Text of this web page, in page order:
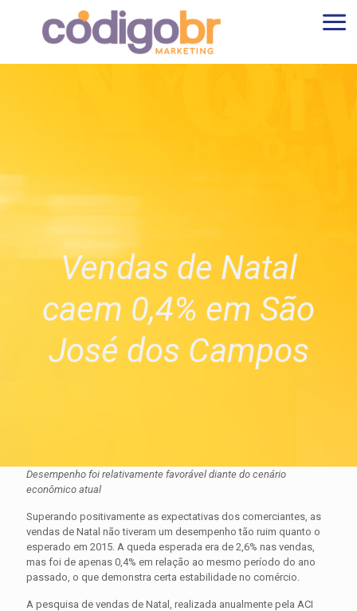
Vendas de Natal
caem 0,4% em São
José dos Campos
Desempenho foi relativamente favorável diante do cenário
econômico atual
Superando positivamente as expectativas dos comerciantes, as
vendas de Natal não tiveram um desempenho tão ruim quanto o
esperado em 2015. A queda esperada era de 2,6% nas vendas,
mas foi de apenas 0,4% em relação ao mesmo período do ano
passado, o que demonstra certa estabilidade no comércio.
A pesquisa de vendas de Natal, realizada anualmente pela ACI